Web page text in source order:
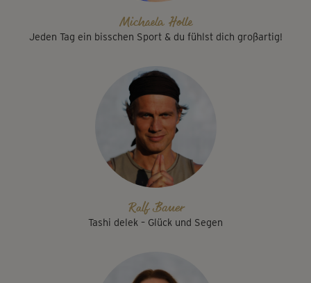
Michaela Holle
Jeden Tag ein bisschen Sport & du fühlst dich großartig!
Ralf Bauer
Tashi delek – Glück und Segen